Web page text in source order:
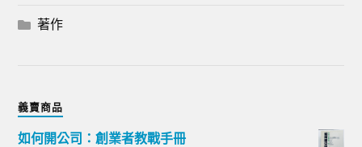
著作
義賣商品
如何開公司：創業者教戰手冊